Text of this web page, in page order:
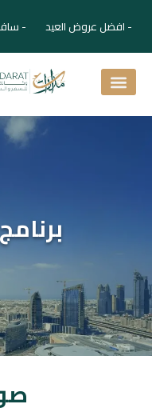
- افضل عروض العيد - سافر